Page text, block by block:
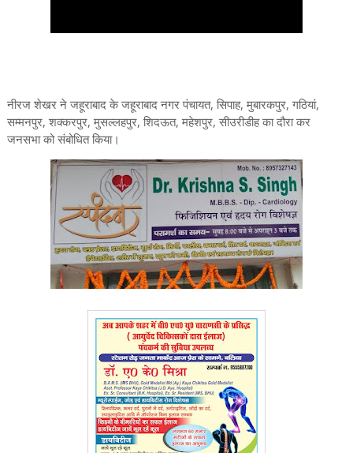
नीरज शेखर ने जहूराबाद के जहूराबाद नगर पंचायत, सिपाह, मुबारकपुर, गठियां,
सम्मनपुर, शक्करपुर, मुसल्लहपुर, शिदऊत, महेशपुर, सीउरीडीह का दौरा कर
जनसभा को संबोधित किया।